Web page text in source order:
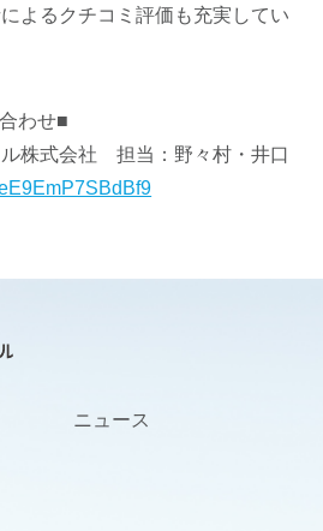
よるクチコミ評価も充実してい
わせ■
株式会社 担当：野々村・井口
ニュース